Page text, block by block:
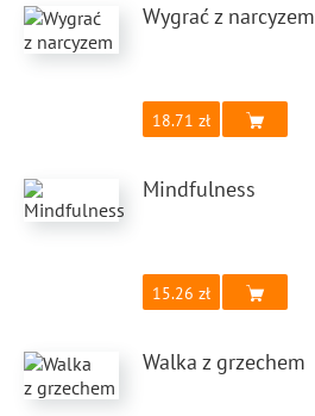
Wygrać z narcyzem
18.71
Mindfulness
15.26
Walka z grzechem